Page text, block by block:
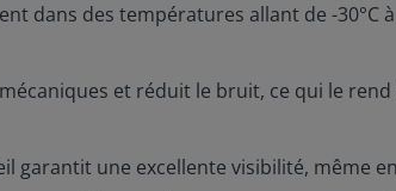
dans des températures allant de -30°C
et réduit le bruit, ce qui le
garantit une excellente visibilité, même